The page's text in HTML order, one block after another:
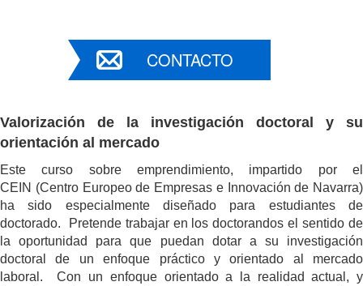
CONTACTO
Valorización de la investigación doctoral y su
orientación al mercado
Este curso sobre emprendimiento, impartido por el
CEIN (Centro Europeo de Empresas e Innovación de Navarra)
ha sido especialmente diseñado para estudiantes de
doctorado. Pretende trabajar en los doctorandos el sentido de
la oportunidad para que puedan dotar a su investigación
doctoral de un enfoque práctico y orientado al mercado
laboral. Con un enfoque orientado a la realidad actual, y